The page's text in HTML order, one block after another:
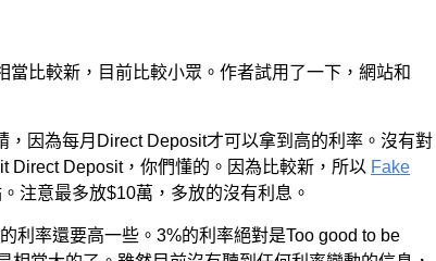
比較新，目前比較小眾。作者試用了一下，網站和
因為每月Direct Deposit才可以拿到高的利率。沒有對
Direct Deposit，你們懂的。因為比較新，所以 Fake
注意最多放$10萬，多放的沒有利息。
利率還要高一些。3%的利率絕對是Too good to be